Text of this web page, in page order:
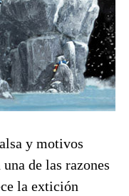
y motivos
de las razones
la extición